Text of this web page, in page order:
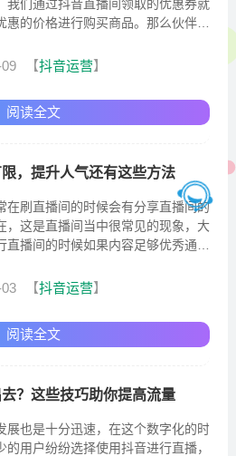
我们通过抖音直播间领取的优惠券就
惠的价格进行购买商品。那么伙伴们
都不是很清楚
【抖音运营】
阅读全文
，提升人气还有这些方法
在刷直播间的时候会有分享直播间的
，这是直播间当中很常见的现象，大
直播间的时候如果内容足够优秀通过
【抖音运营】
阅读全文
？这些技巧助你提高流量
展也是十分迅速，在这个数字化的时
的用户纷纷选择使用抖音进行直播，